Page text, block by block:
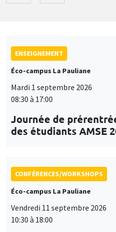
ENSEIGNEMENT
Éco-campus La Pauliane
Mardi 1 septembre 2026
08:30 à 17:00
Journée de
des étudiants AMSE
CONFÉRENCES/WORKSHOPS
Éco-campus La Pauliane
Vendredi 11 septembre 2026
10:30 à 18:00